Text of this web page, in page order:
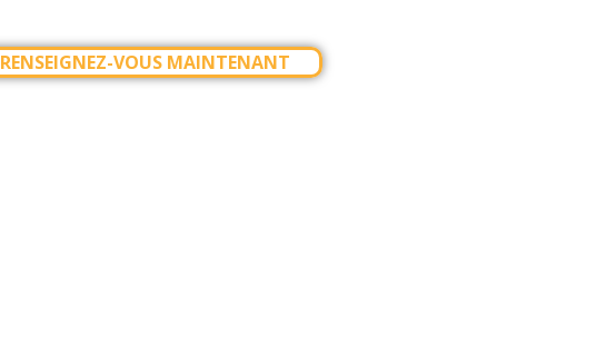
RENSEIGNEZ-VOUS MAINTENANT